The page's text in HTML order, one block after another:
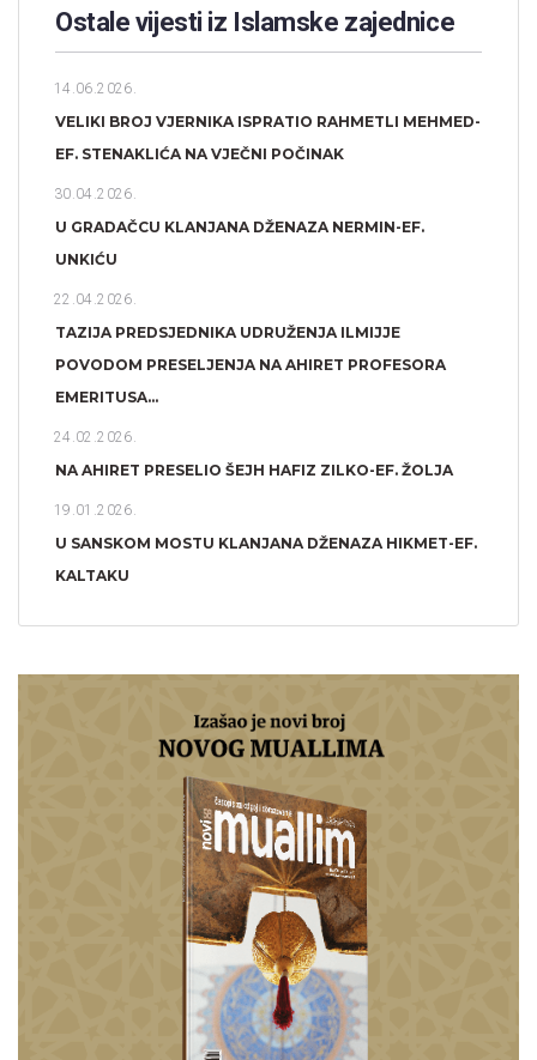
Ostale vijesti iz Islamske zajednice
14.06.2026.
VELIKI BROJ VJERNIKA ISPRATIO RAHMETLI MEHMED-
EF. STENAKLIĆA NA VJEČNI POČINAK
30.04.2026.
U GRADAČCU KLANJANA DŽENAZA NERMIN-EF.
UNKIĆU
22.04.2026.
TAZIJA PREDSJEDNIKA UDRUŽENJA ILMIJJE
POVODOM PRESELJENJA NA AHIRET PROFESORA
EMERITUSA...
24.02.2026.
NA AHIRET PRESELIO ŠEJH HAFIZ ZILKO-EF. ŽOLJA
19.01.2026.
U SANSKOM MOSTU KLANJANA DŽENAZA HIKMET-EF.
KALTAKU